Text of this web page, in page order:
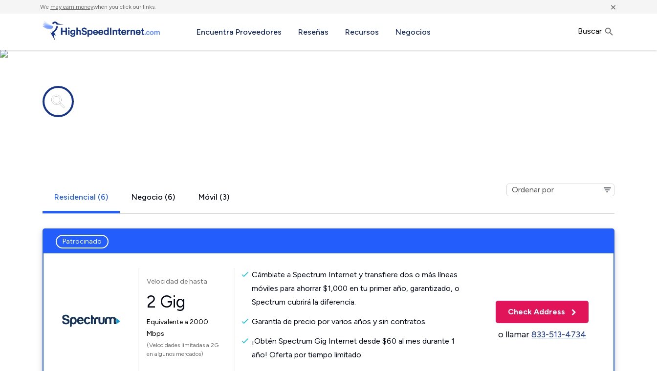
We may earn moneywhen you click our links. ×
Encuentra Proveedores Reseñas Recursos Negocios Buscar
Residencial (6) Negocio (6) Móvil (3)
Patrocinado
Velocidad de hasta
2 Gig
Equivalente a 2000
Mbps
(Velocidades limitadas a 2G
en algunos mercados)
Cámbiate a Spectrum Internet y transfiere dos o más líneas
móviles para ahorrar $1,000 en tu primer año, garantizado, o
Spectrum cubrirá la diferencia.
Garantía de precio por varios años y sin contratos.
¡Obtén Spectrum Gig Internet desde $60 al mes durante 1
año! Oferta por tiempo limitado.
Check Address
o llamar833-513-4734